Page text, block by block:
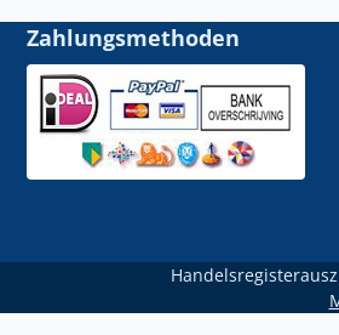
Zahlungsmethoden